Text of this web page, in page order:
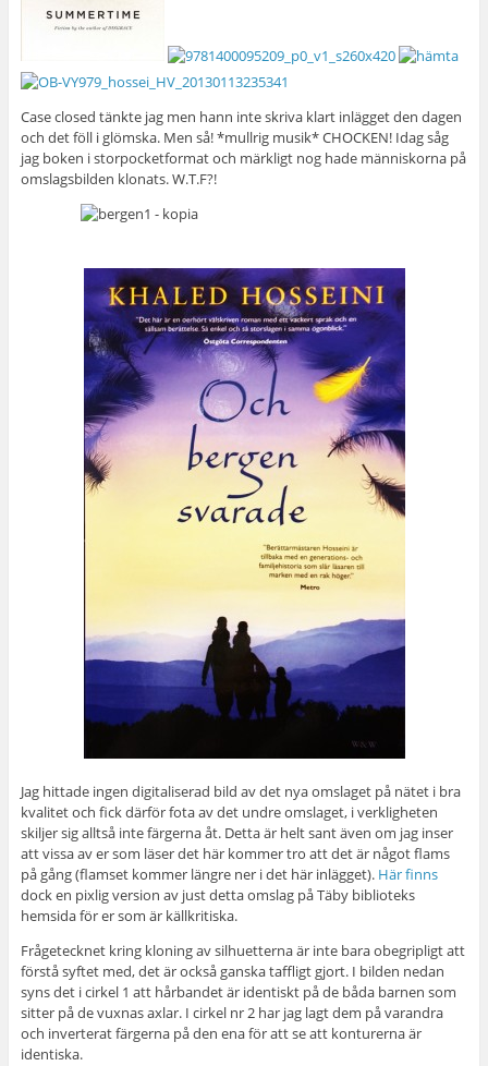
Case closed tänkte jag men hann inte skriva klart inlägget den dagen
och det föll i glömska. Men så! *mullrig musik* CHOCKEN! Idag såg
jag boken i storpocketformat och märkligt nog hade människorna på
omslagsbilden klonats. W.T.F?!
Jag hittade ingen digitaliserad bild av det nya omslaget på nätet i bra
kvalitet och fick därför fota av det undre omslaget, i verkligheten
skiljer sig alltså inte färgerna åt. Detta är helt sant även om jag inser
att vissa av er som läser det här kommer tro att det är något flams
på gång (flamset kommer längre ner i det här inlägget). Här finns
dock en pixlig version av just detta omslag på Täby biblioteks
hemsida för er som är källkritiska.
Frågetecknet kring kloning av silhuetterna är inte bara obegripligt att
förstå syftet med, det är också ganska taffligt gjort. I bilden nedan
syns det i cirkel 1 att hårbandet är identiskt på de båda barnen som
sitter på de vuxnas axlar. I cirkel nr 2 har jag lagt dem på varandra
och inverterat färgerna på den ena för att se att konturerna är
identiska.